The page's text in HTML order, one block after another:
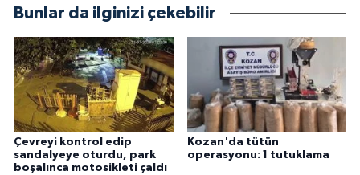
Bunlar da ilginizi çekebilir
Çevreyi kontrol edip
sandalyeye oturdu, park
boşalınca motosikleti çaldı
Kozan'da tütün
operasyonu: 1 tutuklama